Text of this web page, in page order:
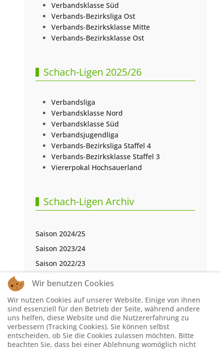
Verbandsklasse Süd
Verbands-Bezirksliga Ost
Verbands-Bezirksklasse Mitte
Verbands-Bezirksklasse Ost
Schach-Ligen 2025/26
Verbandsliga
Verbandsklasse Nord
Verbandsklasse Süd
Verbandsjugendliga
Verbands-Bezirksliga Staffel 4
Verbands-Bezirksklasse Staffel 3
Viererpokal Hochsauerland
Schach-Ligen Archiv
Saison 2024/25
Saison 2023/24
Saison 2022/23
Saison 2021/22
Saison 2019/20
Saison 2018/19
Saison 2017/18
Wir benutzen Cookies
Wir nutzen Cookies auf unserer Website. Einige von ihnen
sind essenziell für den Betrieb der Seite, während andere
uns helfen, diese Website und die Nutzererfahrung zu
verbessern (Tracking Cookies). Sie können selbst
entscheiden, ob Sie die Cookies zulassen möchten. Bitte
beachten Sie, dass bei einer Ablehnung womöglich nicht